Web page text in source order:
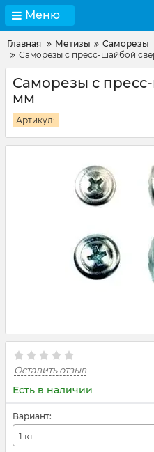
Меню
Главная Метизы
Саморезы
Саморезы с пресс-шайбой
Саморезы с
мм
Артикул:
Оставить отзыв
Есть в наличии
Вариант:
1 кг